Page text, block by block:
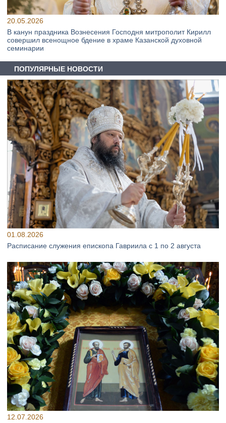
20.05.2026
В канун праздника Вознесения Господня митрополит Кирилл
совершил всенощное бдение в храме Казанской духовной
семинарии
ПОПУЛЯРНЫЕ НОВОСТИ
01.08.2026
Расписание служения епископа Гавриила с 1 по 2 августа
12.07.2026